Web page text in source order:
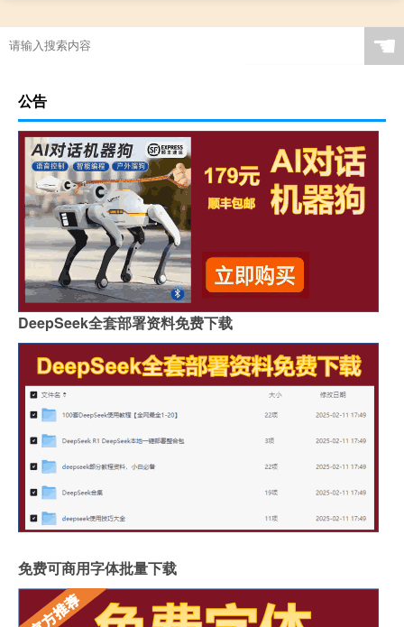
☚
公告
DeepSeek全套部署资料免费下载
免费可商用字体批量下载